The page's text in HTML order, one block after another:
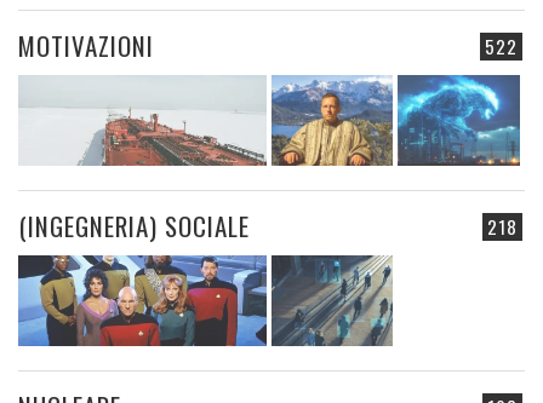
522
MOTIVAZIONI
218
(INGEGNERIA) SOCIALE